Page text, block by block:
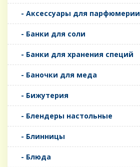
- Аксессуары для парфюмерии
- Банки для соли
- Банки для хранения специй
- Баночки для меда
- Бижутерия
- Блендеры настольные
- Блинницы
- Блюда